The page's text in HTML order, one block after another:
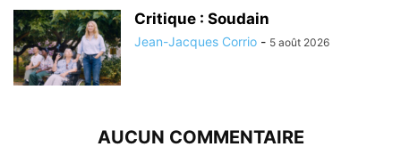
Critique : Soudain
Jean-Jacques Corrio - 5 août 2026
AUCUN COMMENTAIRE